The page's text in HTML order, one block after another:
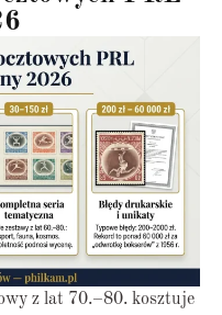
z lat 70.–80. kosztuje